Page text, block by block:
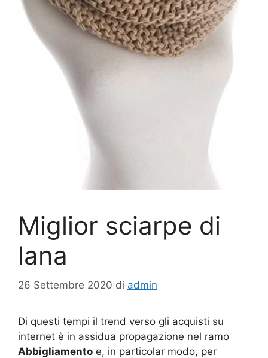
Miglior sciarpe di
lana
26 Settembre 2020 di admin
Di questi tempi il trend verso gli acquisti su
internet è in assidua propagazione nel ramo
Abbigliamento e, in particolar modo, per